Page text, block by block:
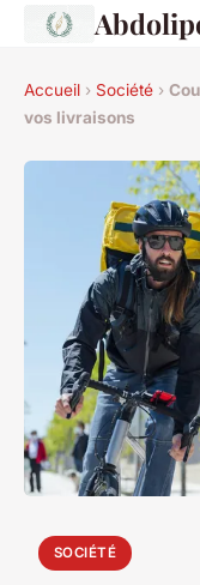
Accueil › Société ›
vos livraisons
SOCIÉTÉ